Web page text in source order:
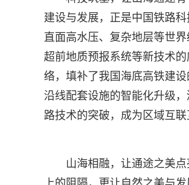
建设与发展，正是中国铁路
直面高水压、复杂地层等世
超前地质预报系统等新技术
络，填补了我国海底高铁建
沿线配套设施的智能化升级
路技术的突破，成为区域互联
山海相融，让通途之美